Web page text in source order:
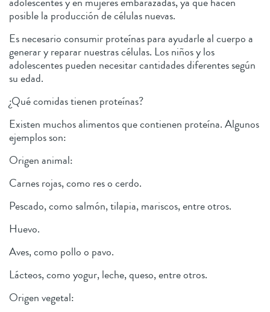
posible la producción de células nuevas.
Es necesario consumir proteínas para ayudarle al cuerpo a
generar y reparar nuestras células. Los niños y los
adolescentes pueden necesitar cantidades diferentes según
su edad.
¿Qué comidas tienen proteínas?
Existen muchos alimentos que contienen proteína. Algunos
ejemplos son:
Origen animal:
Carnes rojas, como res o cerdo.
Pescado, como salmón, tilapia, mariscos, entre otros.
Huevo.
Aves, como pollo o pavo.
Lácteos, como yogur, leche, queso, entre otros.
Origen vegetal: